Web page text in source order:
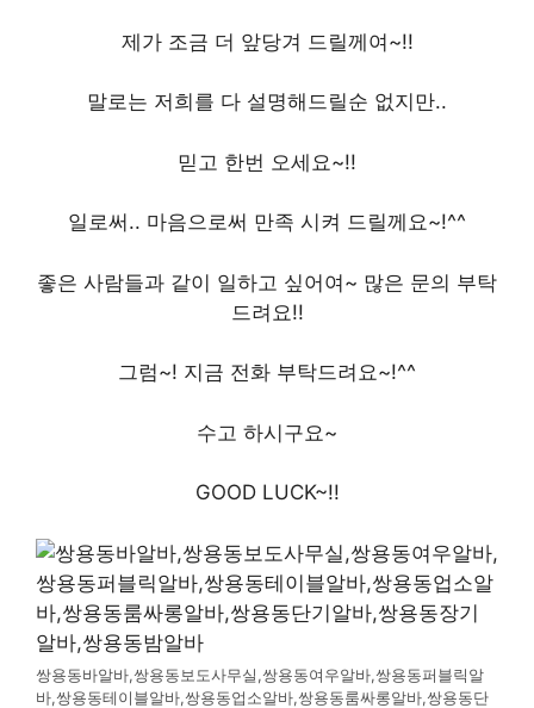
제가 조금 더 앞당겨 드릴께여~!!
말로는 저희를 다 설명해드릴순 없지만..
믿고 한번 오세요~!!
일로써.. 마음으로써 만족 시켜 드릴께요~!^^
좋은 사람들과 같이 일하고 싶어여~ 많은 문의 부탁
드려요!!
그럼~! 지금 전화 부탁드려요~!^^
수고 하시구요~
GOOD LUCK~!!
쌍용동바알바,쌍용동보도사무실,쌍용동여우알바,쌍용동퍼블릭알
바,쌍용동테이블알바,쌍용동업소알바,쌍용동룸싸롱알바,쌍용동단